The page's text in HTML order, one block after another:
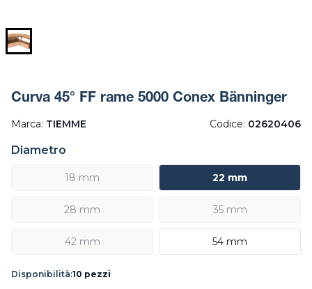
Curva 45° FF rame 5000 Conex Bänninger
Marca: TIEMME Codice: 02620406
Diametro
18 mm 22 mm
28 mm 35 mm
42 mm 54 mm
Disponibilità:10 pezzi